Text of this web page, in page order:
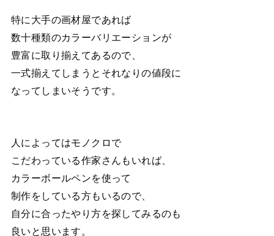
特に大手の画材屋であれば
数十種類のカラーバリエーションが
豊富に取り揃えてあるので、
一式揃えてしまうとそれなりの値段に
なってしまいそうです。
人によってはモノクロで
こだわっている作家さんもいれば、
カラーボールペンを使って
制作をしている方もいるので、
自分に合ったやり方を探してみるのも
良いと思います。